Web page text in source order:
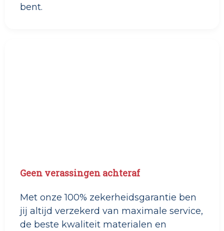
bent.
Geen verassingen achteraf
Met onze 100% zekerheidsgarantie ben
jij altijd verzekerd van maximale service,
de beste kwaliteit materialen en